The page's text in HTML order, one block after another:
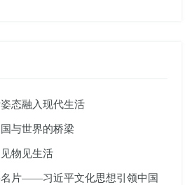
态融入现代生活
与世界的桥梁
物见生活
片——习近平文化思想引领中国